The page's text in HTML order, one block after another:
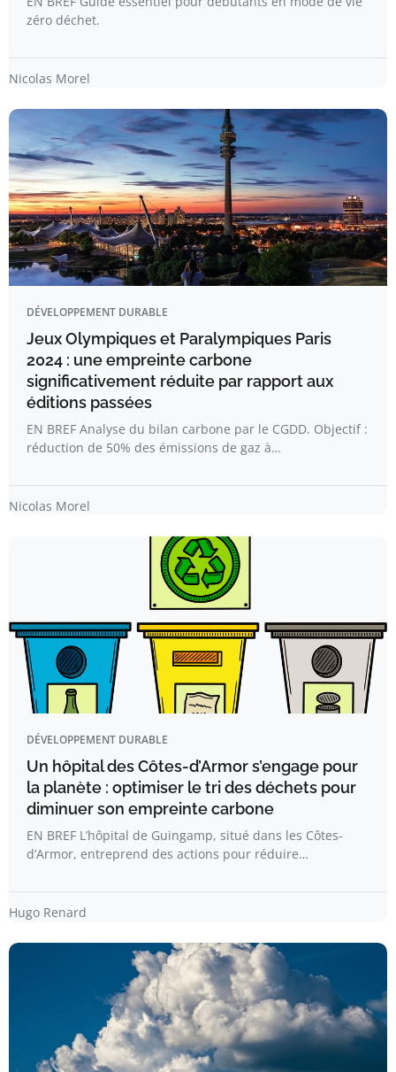
zéro déchet.
Nicolas Morel
DÉVELOPPEMENT DURABLE
Jeux Olympiques et Paralympiques Paris
2024 : une empreinte carbone
significativement réduite par rapport aux
éditions passées
EN BREF Analyse du bilan carbone par le CGDD. Objectif :
réduction de 50% des émissions de gaz à…
Nicolas Morel
DÉVELOPPEMENT DURABLE
Un hôpital des Côtes-d’Armor s’engage pour
la planète : optimiser le tri des déchets pour
diminuer son empreinte carbone
EN BREF L’hôpital de Guingamp, situé dans les Côtes-
d’Armor, entreprend des actions pour réduire…
Hugo Renard